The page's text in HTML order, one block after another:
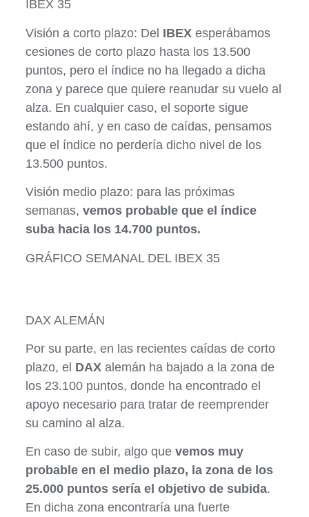
IBEX 35
Visión a corto plazo: Del IBEXesperábamos
cesiones de corto plazo hasta los 13.500
puntos, pero el índice no ha llegado a dicha
zona y parece que quiere reanudar su vuelo al
alza. En cualquier caso, el soporte sigue
estando ahí, y en caso de caídas, pensamos
que el índice no perdería dicho nivel de los
13.500 puntos.
Visión medio plazo: para las próximas
semanas, vemos probable que el índice
suba hacia los 14.700 puntos.
GRÁFICO SEMANAL DEL IBEX 35
DAX ALEMÁN
Por su parte, en las recientes caídas de corto
plazo, el DAXalemán ha bajado a la zona de
los 23.100 puntos, donde ha encontrado el
apoyo necesario para tratar de reemprender
su camino al alza.
En caso de subir, algo que vemos muy
probable en el medio plazo, la zona de los
25.000 puntos sería el objetivo de subida.
En dicha zona encontraría una fuerte